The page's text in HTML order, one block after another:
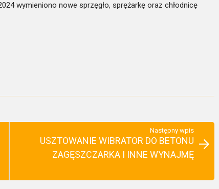
wymieniono nowe sprzęgło, sprężarkę oraz chłodnicę
Następny wpis
USZTOWANIE WIBRATOR DO BETONU
ZAGĘSZCZARKA I INNE WYNAJMĘ